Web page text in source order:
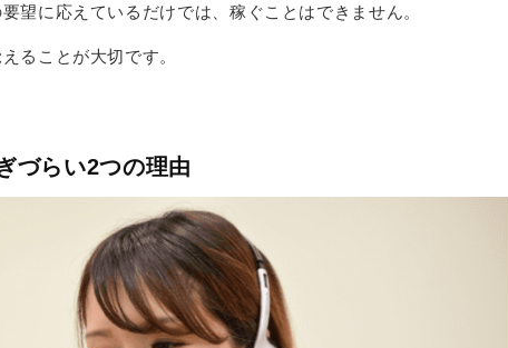
望に応えているだけでは、稼ぐことはできません。
ることが大切です。
づらい2つの理由